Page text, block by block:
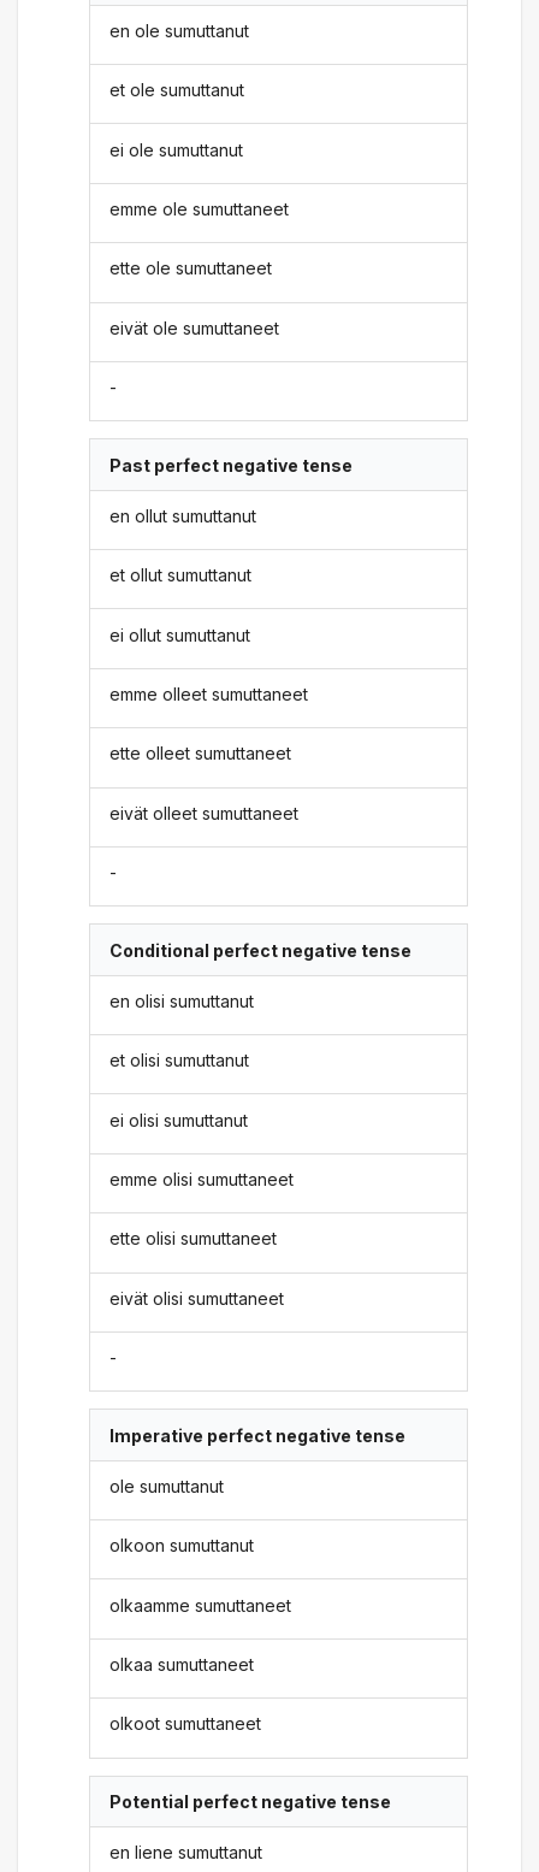
en ole sumuttanut
et ole sumuttanut
ei ole sumuttanut
emme ole sumuttaneet
ette ole sumuttaneet
eivät ole sumuttaneet
-
Past perfect negative tense
en ollut sumuttanut
et ollut sumuttanut
ei ollut sumuttanut
emme olleet sumuttaneet
ette olleet sumuttaneet
eivät olleet sumuttaneet
-
Conditional perfect negative tense
en olisi sumuttanut
et olisi sumuttanut
ei olisi sumuttanut
emme olisi sumuttaneet
ette olisi sumuttaneet
eivät olisi sumuttaneet
-
Imperative perfect negative tense
ole sumuttanut
olkoon sumuttanut
olkaamme sumuttaneet
olkaa sumuttaneet
olkoot sumuttaneet
Potential perfect negative tense
en liene sumuttanut